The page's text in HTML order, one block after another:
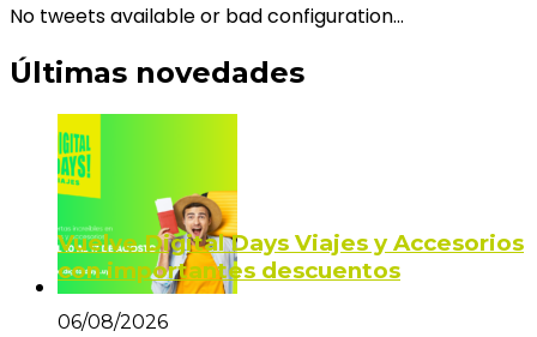
No tweets available or bad configuration...
Últimas novedades
Vuelve Digital Days Viajes y Accesorios
con importantes descuentos
06/08/2026